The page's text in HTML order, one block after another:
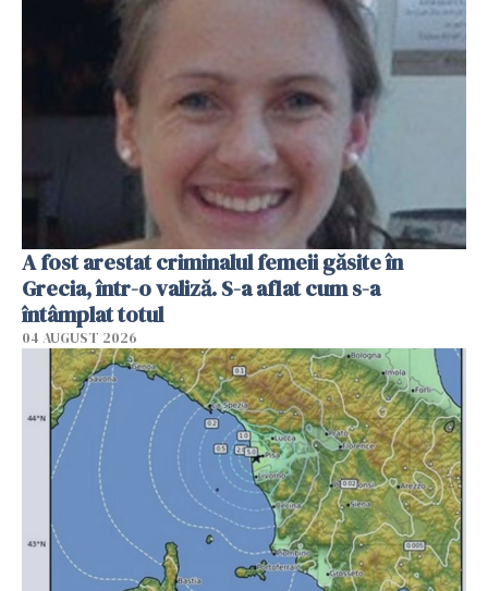
A fost arestat criminalul femeii găsite în
Grecia, într-o valiză. S-a aflat cum s-a
întâmplat totul
04 AUGUST 2026